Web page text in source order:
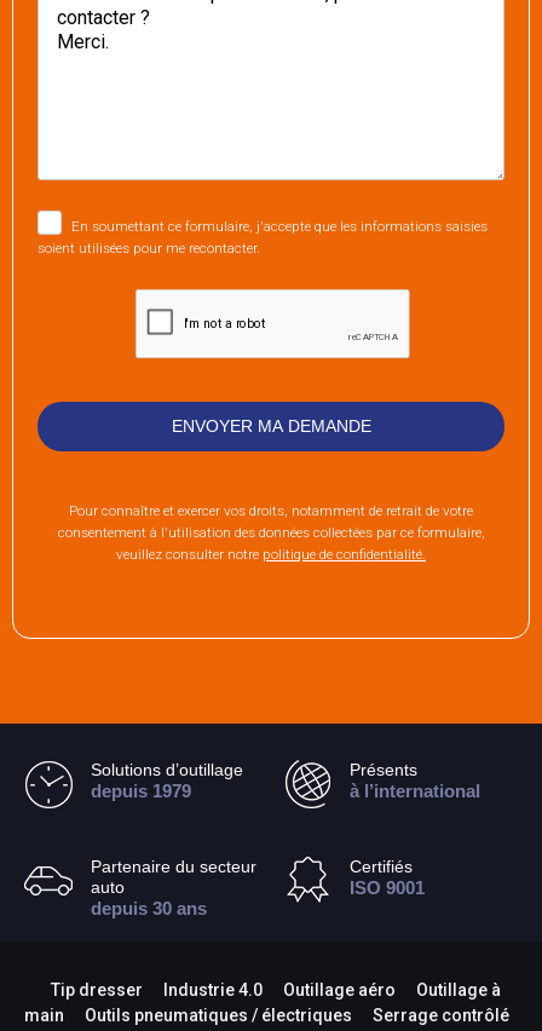
En soumettant ce formulaire, j'accepte que les informations saisies
soient utilisées pour me recontacter.
Pour connaître et exercer vos droits, notamment de retrait de votre
consentement à l'utilisation des données collectées par ce formulaire,
veuillez consulter notre politique de confidentialité.
Solutions d’outillage
depuis 1979
Présents
à l’international
Partenaire du secteur
auto
depuis 30 ans
Certifiés
ISO 9001
Tip dresser Industrie 4.0 Outillage aéro
Outillage à
main
Outils pneumatiques / électriques
Serrage contrôlé